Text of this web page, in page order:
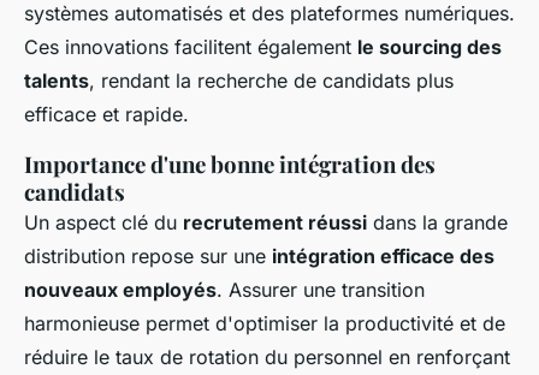
systèmes automatisés et des plateformes numériques.
Ces innovations facilitent également le sourcing des
talents, rendant la recherche de candidats plus
efficace et rapide.
Importance d'une bonne intégration des
candidats
Un aspect clé du recrutement réussi dans la grande
distribution repose sur une intégration efficace des
nouveaux employés. Assurer une transition
harmonieuse permet d'optimiser la productivité et de
réduire le taux de rotation du personnel en renforçant